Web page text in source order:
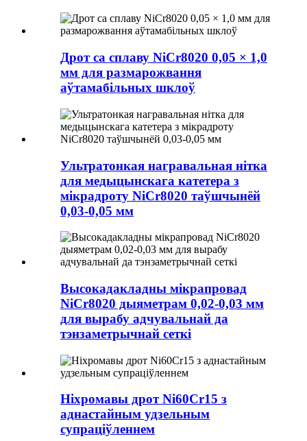
Дрот са сплаву NiCr8020 0,05 × 1,0
мм для размарожвання
аўтамабільных шклоў
Ультратонкая награвальная нітка
для медыцынскага катетера з
мікрадроту NiCr8020 таўшчынёй
0,03-0,05 мм
Высокадакладны мікрапровад
NiCr8020 дыяметрам 0,02-0,03 мм
для вырабу адчувальнай да
тэнзаметрычнай сеткі
Ніхромавы дрот Ni60Cr15 з
аднастайным удзельным
супраціўленнем